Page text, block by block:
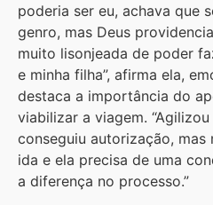
poderia ser eu, achava que
genro, mas Deus
muito lisonjeada de poder
e minha filha”, afirma ela,
destaca a importância do
viabilizar a viagem.
conseguiu autorização,
ida e ela precisa de uma
a diferença no processo.”